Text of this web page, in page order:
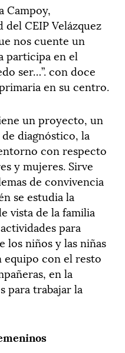
Campoy,
CEIP Velázquez
nos cuente un
participa en el
ser…”. con doce
en su centro.
un proyecto, un
diagnóstico, la
con respecto
y mujeres. Sirve
de convivencia
se estudia la
vista de la familia
para
los niños y las niñas
con el resto
en la
para trabajar la